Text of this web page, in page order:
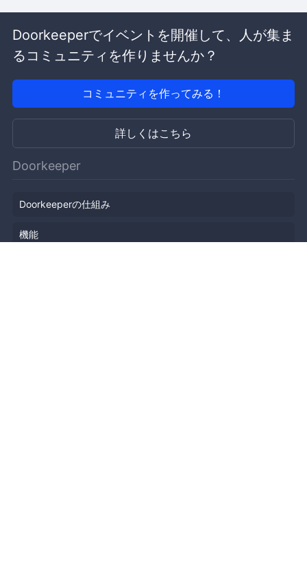
Doorkeeperでイベントを開催して、人が集ま
るコミュニティを作りませんか？
コミュニティを作ってみる！
詳しくはこちら
Doorkeeper
Doorkeeperの仕組み
機能